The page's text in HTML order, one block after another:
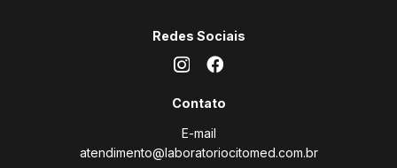
Redes Sociais
Contato
E-mail
atendimento@laboratoriocitomed.com.br